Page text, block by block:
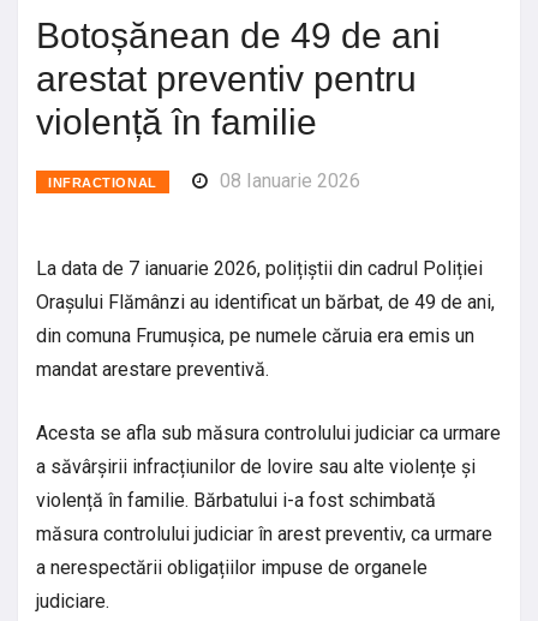
Botoșănean de 49 de ani
arestat preventiv pentru
violență în familie
INFRACTIONAL 08 Ianuarie 2026
La data de 7 ianuarie 2026, polițiștii din cadrul Poliției
Orașului Flămânzi au identificat un bărbat, de 49 de ani,
din comuna Frumușica, pe numele căruia era emis un
mandat arestare preventivă.
Acesta se afla sub măsura controlului judiciar ca urmare
a săvârșirii infracțiunilor de lovire sau alte violențe și
violență în familie. Bărbatului i-a fost schimbată
măsura controlului judiciar în arest preventiv, ca urmare
a nerespectării obligațiilor impuse de organele
judiciare.